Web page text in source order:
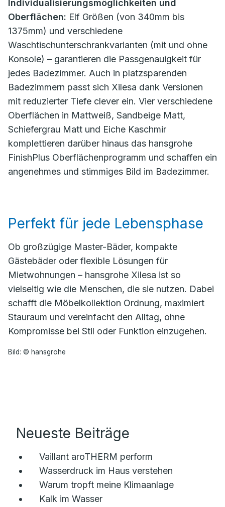
Individualisierungsmöglichkeiten und
Oberflächen: Elf Größen (von 340mm bis
1375mm) und verschiedene
Waschtischunterschrankvarianten (mit und ohne
Konsole) – garantieren die Passgenauigkeit für
jedes Badezimmer. Auch in platzsparenden
Badezimmern passt sich Xilesa dank Versionen
mit reduzierter Tiefe clever ein. Vier verschiedene
Oberflächen in Mattweiß, Sandbeige Matt,
Schiefergrau Matt und Eiche Kaschmir
komplettieren darüber hinaus das hansgrohe
FinishPlus Oberflächenprogramm und schaffen ein
angenehmes und stimmiges Bild im Badezimmer.
Perfekt für jede Lebensphase
Ob großzügige Master-Bäder, kompakte
Gästebäder oder flexible Lösungen für
Mietwohnungen – hansgrohe Xilesa ist so
vielseitig wie die Menschen, die sie nutzen. Dabei
schafft die Möbelkollektion Ordnung, maximiert
Stauraum und vereinfacht den Alltag, ohne
Kompromisse bei Stil oder Funktion einzugehen.
Bild: © hansgrohe
Neueste Beiträge
Vaillant aroTHERM perform
Wasserdruck im Haus verstehen
Warum tropft meine Klimaanlage
Kalk im Wasser